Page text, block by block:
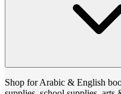
Shop for Arabic & English